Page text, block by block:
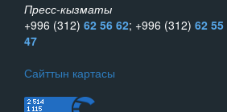
Пресс-кызматы
+996 (312) 62 56 62; +996 (312) 62 55
47
Сайттын картасы